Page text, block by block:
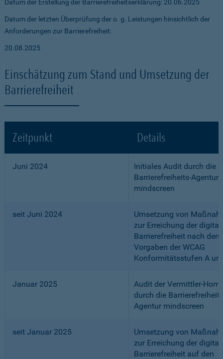
Datum der Erstellung der Barrierefreiheitserklärung: 20.06.2025
Datum der letzten Überprüfung der o. g. Leistungen hinsichtlich der
Anforderungen zur Barrierefreiheit:
20.08.2025
Einschätzung zum Stand und Umsetzung der
Barrierefreiheit
Zeitpunkt Details
Juni 2024
Initiales Audit durch die
Barrierefreiheits-Agentur
mindscreen
seit Juni 2024
Umsetzung von
zur Erreichung der
Barrierefreiheit nach den
Vorgaben der WCAG
Konformitätsstufen A
Januar 2025
Audit der Vermittler-
durch die
Agentur mindscreen
seit Januar 2025
Umsetzung von
zur Erreichung der
Barrierefreiheit auf den